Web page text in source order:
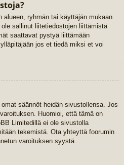
alueen, ryhmän tai käyttäjän mukaan.
sallinut liitetiedostojen liittämistä
saattavat pystyä liittämään
jos et tiedä miksi et voi
säännöt heidän sivustollensa. Jos
Huomioi, että tämä on
Limitedillä ei ole sivustolla
tekemistä. Ota yhteyttä foorumin
varoituksen syystä.